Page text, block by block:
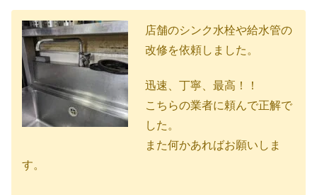
店舗のシンク水栓や給水管の
改修を依頼しました。
迅速、丁寧、最高！！
こちらの業者に頼んで正解で
した。
また何かあればお願いしま
す。